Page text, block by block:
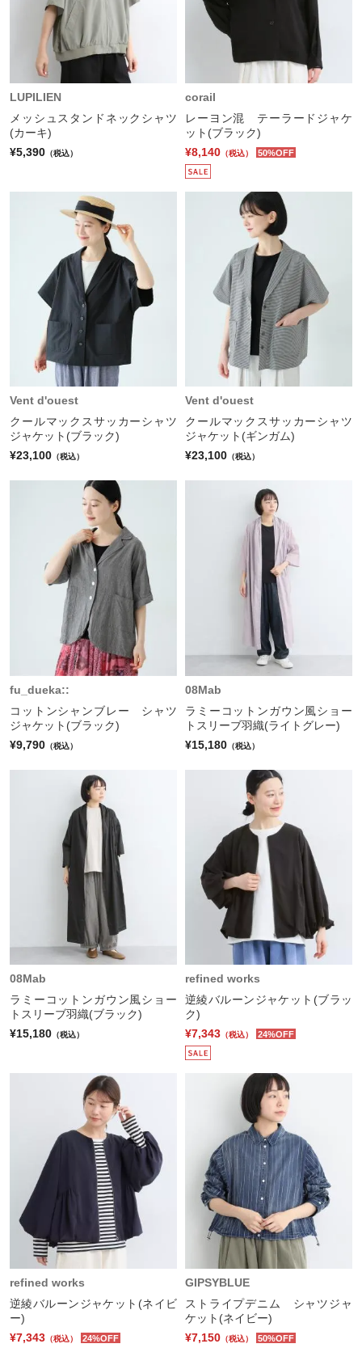
LUPILIEN
メッシュスタンドネックシャツ
(カーキ)
¥5,390 （税込）
corail
レーヨン混 テーラードジャケ
ット(ブラック)
¥8,140 （税込） 50%OFF
Vent d'ouest
クールマックスサッカーシャツ
ジャケット(ブラック)
¥23,100 （税込）
Vent d'ouest
クールマックスサッカーシャツ
ジャケット(ギンガム)
¥23,100 （税込）
fu_dueka::
コットンシャンブレー シャツ
ジャケット(ブラック)
¥9,790 （税込）
08Mab
ラミーコットンガウン風ショー
トスリーブ羽織(ライトグレー)
¥15,180 （税込）
08Mab
ラミーコットンガウン風ショー
トスリーブ羽織(ブラック)
¥15,180 （税込）
refined works
逆綾バルーンジャケット(ブラッ
ク)
¥7,343 （税込） 24%OFF
refined works
逆綾バルーンジャケット(ネイビ
ー)
¥7,343 （税込） 24%OFF
GIPSYBLUE
ストライプデニム シャツジャ
ケット(ネイビー)
¥7,150 （税込） 50%OFF